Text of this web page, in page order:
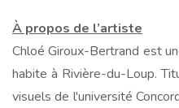
À propos de l’artiste
Chloé Giroux-Bertrand est
habite à Rivière-du-Loup.
visuels de l'université